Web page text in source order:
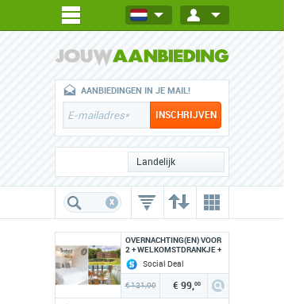
AANBIEDINGEN IN JE MAIL!
Landelijk
x
OVERNACHTING(EN) VOOR
2 + WELKOMSTDRANKJE +
ONTBIJT
Social Deal
€ 121,00 € 99,00